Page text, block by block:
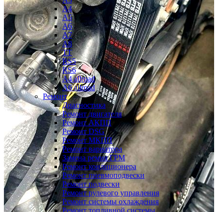
A4
A5
A6
A7
A8
TT
RS5
RS6
A4 allroad
A6 allroad
Ремонт
Диагностика
Ремонт двигателя
Ремонт АКПП
Ремонт DSG
Ремонт МКПП
Ремонт вариатора
Замена ремня ГРМ
Ремонт кондиционера
Ремонт пневмоподвески
Ремонт подвески
Ремонт рулевого управления
Ремонт системы охлаждения
Ремонт топливной системы